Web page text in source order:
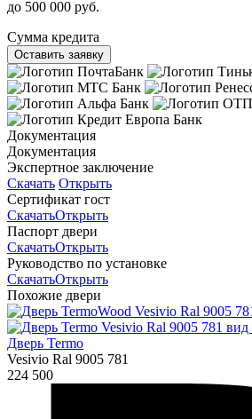
до 500 000 руб.
Сумма кредита
Оставить заявку
Документация
Документация
Экспертное заключение
Скачать Открыть
Сертификат гост
СкачатьОткрыть
Паспорт двери
СкачатьОткрыть
Руководство по установке
СкачатьОткрыть
Похожие двери
Дверь Termo
Vesivio Ral 9005 781
224 500